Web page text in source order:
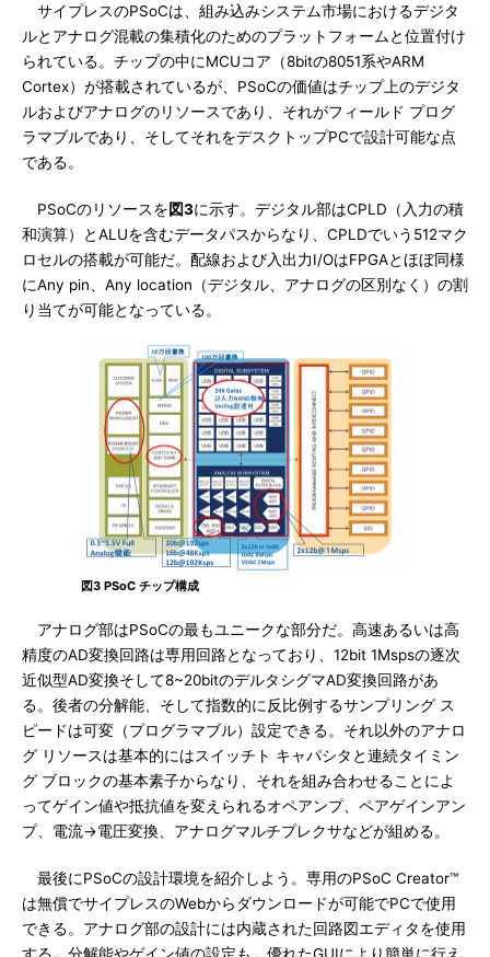
サイプレスのPSoCは、組み込みシステム市場におけるデジタ
ルとアナログ混載の集積化のためのプラットフォームと位置付け
られている。チップの中にMCUコア（8bitの8051系やARM
Cortex）が搭載されているが、PSoCの価値はチップ上のデジタ
ルおよびアナログのリソースであり、それがフィールド プログ
ラマブルであり、そしてそれをデスクトップPCで設計可能な点
である。
PSoCのリソースを図3に示す。デジタル部はCPLD（入力の積
和演算）とALUを含むデータパスからなり、CPLDでいう512マク
ロセルの搭載が可能だ。配線および入出力I/OはFPGAとほぼ同様
にAny pin、Any location（デジタル、アナログの区別なく）の割
り当てが可能となっている。
図3 PSoC チップ構成
アナログ部はPSoCの最もユニークな部分だ。高速あるいは高
精度のAD変換回路は専用回路となっており、12bit 1Mspsの逐次
近似型AD変換そして8~20bitのデルタシグマAD変換回路があ
る。後者の分解能、そして指数的に反比例するサンプリング ス
ピードは可変（プログラマブル）設定できる。それ以外のアナロ
グ リソースは基本的にはスイッチト キャパシタと連続タイミン
グ ブロックの基本素子からなり、それを組み合わせることによ
ってゲイン値や抵抗値を変えられるオペアンプ、ペアゲインアン
プ、電流→電圧変換、アナログマルチプレクサなどが組める。
最後にPSoCの設計環境を紹介しよう。専用のPSoC Creator™
は無償でサイプレスのWebからダウンロードが可能でPCで使用
できる。アナログ部の設計には内蔵された回路図エディタを使用
する。分解能やゲイン値の設定も、優れたGUIにより簡単に行え